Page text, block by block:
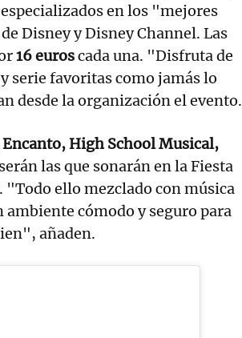
especializados en los "mejores
Disney y Disney Channel. Las
16 euroscada una. "Disfruta de
serie favoritas como jamás lo
desde la organización el evento.
Encanto, High School Musical,
las que sonarán en la Fiesta
"Todo ello mezclado con música
ambiente cómodo y seguro para
añaden.